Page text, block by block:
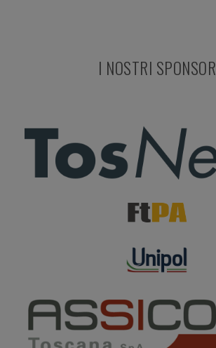
I NOSTRI SPONSOR